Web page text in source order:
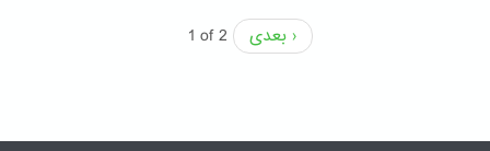
1 of 2
بعدی ›